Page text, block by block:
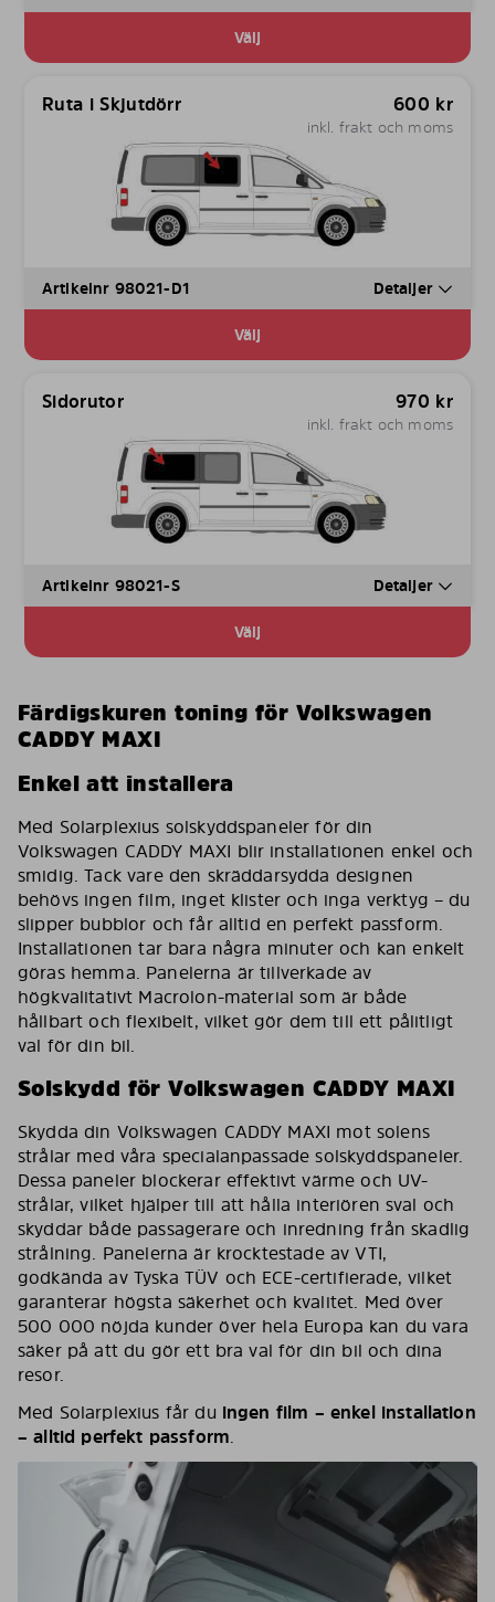
Välj
Ruta i Skjutdörr 600 kr
inkl. frakt och moms
Artikelnr 98021-D1 Detaljer
Välj
Sidorutor 970 kr
inkl. frakt och moms
Artikelnr 98021-S Detaljer
Välj
Färdigskuren toning för Volkswagen
CADDY MAXI
Enkel att installera
Med Solarplexius solskyddspaneler för din
Volkswagen CADDY MAXI blir installationen enkel och
smidig. Tack vare den skräddarsydda designen
behövs ingen film, inget klister och inga verktyg – du
slipper bubblor och får alltid en perfekt passform.
Installationen tar bara några minuter och kan enkelt
göras hemma. Panelerna är tillverkade av
högkvalitativt Macrolon-material som är både
hållbart och flexibelt, vilket gör dem till ett pålitligt
val för din bil.
Solskydd för Volkswagen CADDY MAXI
Skydda din Volkswagen CADDY MAXI mot solens
strålar med våra specialanpassade solskyddspaneler.
Dessa paneler blockerar effektivt värme och UV-
strålar, vilket hjälper till att hålla interiören sval och
skyddar både passagerare och inredning från skadlig
strålning. Panelerna är krocktestade av VTI,
godkända av Tyska TÜV och ECE-certifierade, vilket
garanterar högsta säkerhet och kvalitet. Med över
500 000 nöjda kunder över hela Europa kan du vara
säker på att du gör ett bra val för din bil och dina
resor.
Med Solarplexius får du ingen film – enkel installation
– alltid perfekt passform.